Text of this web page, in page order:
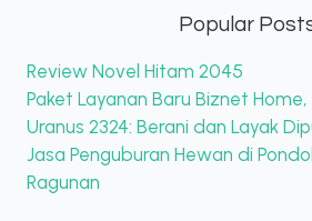
Popular
Review Novel Hitam 2045
Paket Layanan Baru Biznet Home,
Uranus 2324: Berani dan Layak
Jasa Penguburan Hewan di
Ragunan